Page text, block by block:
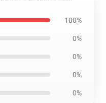
100%
0%
0%
0%
0%